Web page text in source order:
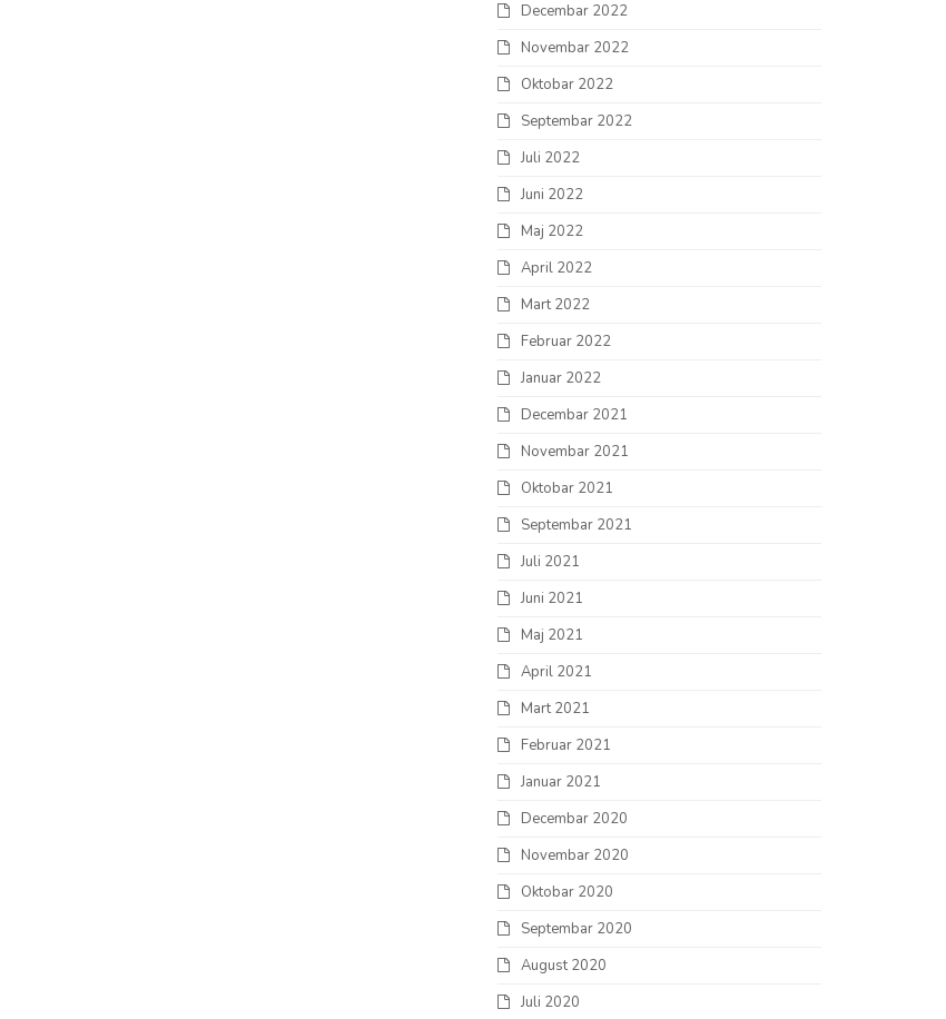
Decembar 2022
Novembar 2022
Oktobar 2022
Septembar 2022
Juli 2022
Juni 2022
Maj 2022
April 2022
Mart 2022
Februar 2022
Januar 2022
Decembar 2021
Novembar 2021
Oktobar 2021
Septembar 2021
Juli 2021
Juni 2021
Maj 2021
April 2021
Mart 2021
Februar 2021
Januar 2021
Decembar 2020
Novembar 2020
Oktobar 2020
Septembar 2020
August 2020
Juli 2020